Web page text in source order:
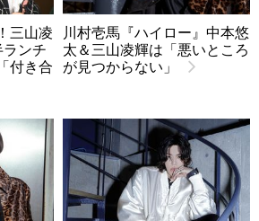
三山凌
ンチ
付き合
川村壱馬『ハイロー』中本悠
太＆三山凌輝は「悪いところ
が見つからない」